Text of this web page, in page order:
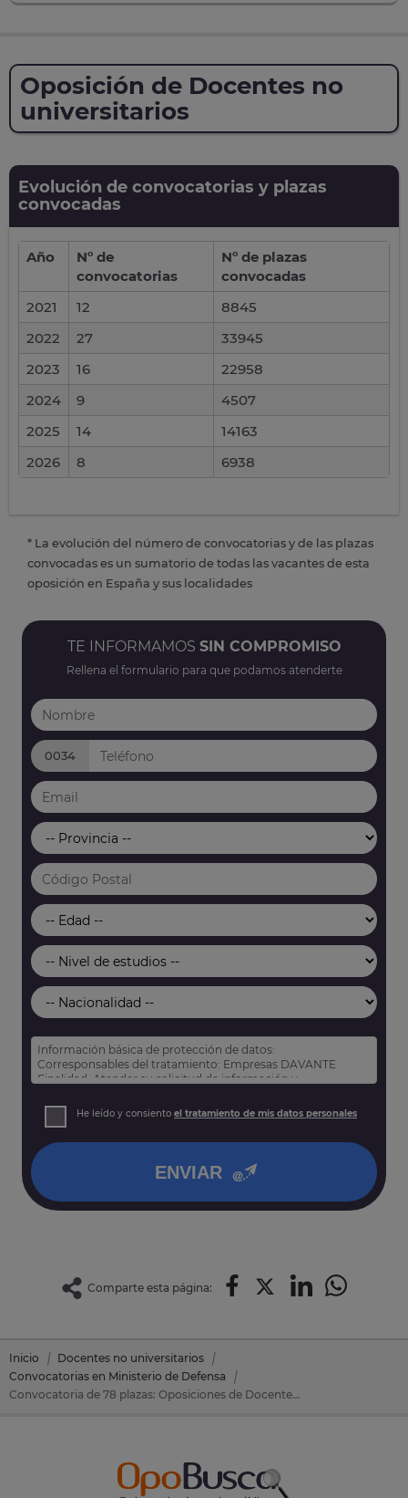
Oposición de Docentes no
universitarios
Evolución de convocatorias y plazas
convocadas
Año
Nº de
convocatorias
Nº de plazas
convocadas
2021
12
8845
2022
27
33945
2023
16
22958
2024
9
4507
2025
14
14163
2026
8 6938
* La evolución del número de convocatorias y de las plazas
convocadas es un sumatorio de todas las vacantes de esta
oposición en España y sus localidades
TE INFORMAMOS SIN COMPROMISO
Rellena el formulario para que podamos atenderte
0034
Información básica de protección de datos:
Corresponsables del tratamiento: Empresas DAVANTE
Finalidad: Atender su solicitud de información y
Derechos: Puede acceder, rectificar y suprimir sus datos,
así como otros derechos tal y como se explica en nuestra
He leído y consiento el tratamiento de mis datos personales
ENVIAR
Comparte esta página:
Inicio
Docentes no universitarios
Convocatorias en Ministerio de Defensa
Convocatoria de 78 plazas: Oposiciones de Docentes no universitarios en Ministerio de Defensa